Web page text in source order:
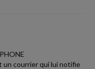
un courrier qui lui notifie